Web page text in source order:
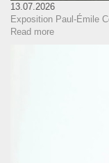
13.07.2026
Exposition Paul-Émile
Read more